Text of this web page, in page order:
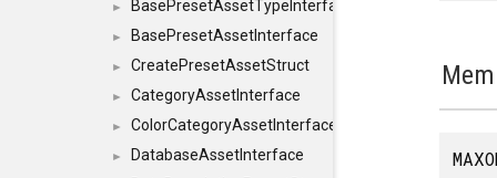
► BasePresetAssetTypeInterface
► BasePresetAssetInterface
► CreatePresetAssetStruct
► CategoryAssetInterface
► ColorCategoryAssetInterface
► DatabaseAssetInterface